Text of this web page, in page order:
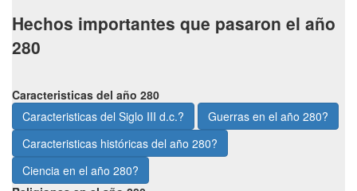
Hechos importantes que pasaron el año
280
Caracteristicas del año 280
Caracteristicas del Siglo III d.c.?
Guerras en el año 280?
Caracteristicas históricas del año 280?
Ciencia en el año 280?